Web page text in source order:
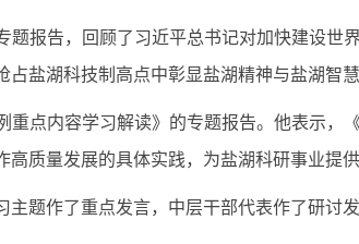
报告，回顾了习近平总书记对加快建设世
盐湖科技制高点中彰显盐湖精神与盐湖智慧
点内容学习解读》的专题报告。他表示，
质量发展的具体实践，为盐湖科研事业提
题作了重点发言，中层干部代表作了研讨发